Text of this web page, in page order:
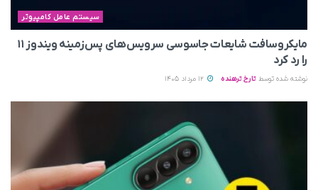
سیستم عامل کامپیوتر
مایکروسافت شایعات جاسوسی سرویس‌های پس‌زمینه ویندوز ۱۱
را رد کرد
نوشته شده توسط تارخ ترهنده